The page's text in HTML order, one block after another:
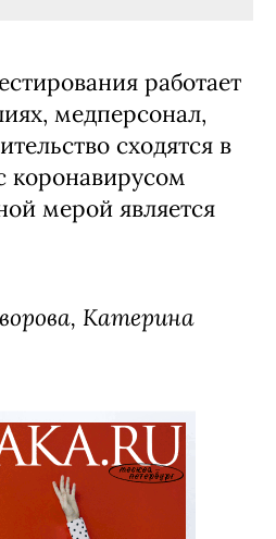
работает
медперсонал,
сходятся в
коронавирусом
мерой является
Катерина